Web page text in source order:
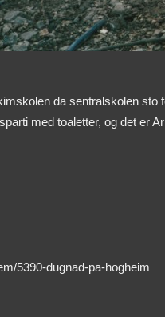
da sentralskolen
med toaletter, og det er
5390-dugnad-pa-hogheim